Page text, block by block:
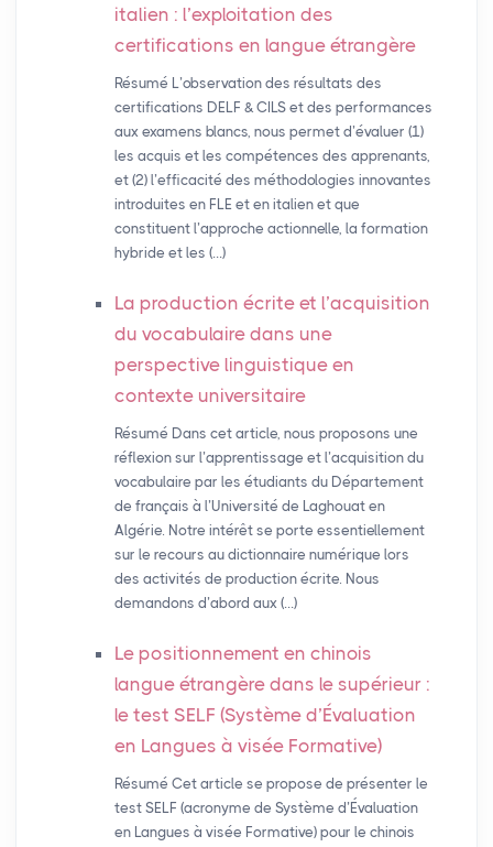
italien : l’exploitation des
certifications en langue étrangère
Résumé L’observation des résultats des
certifications DELF & CILS et des performances
aux examens blancs, nous permet d’évaluer (1)
les acquis et les compétences des apprenants,
et (2) l’efficacité des méthodologies innovantes
introduites en FLE et en italien et que
constituent l’approche actionnelle, la formation
hybride et les (…)
La production écrite et l’acquisition
du vocabulaire dans une
perspective linguistique en
contexte universitaire
Résumé Dans cet article, nous proposons une
réflexion sur l’apprentissage et l’acquisition du
vocabulaire par les étudiants du Département
de français à l’Université de Laghouat en
Algérie. Notre intérêt se porte essentiellement
sur le recours au dictionnaire numérique lors
des activités de production écrite. Nous
demandons d’abord aux (…)
Le positionnement en chinois
langue étrangère dans le supérieur :
le test SELF (Système d’Évaluation
en Langues à visée Formative)
Résumé Cet article se propose de présenter le
test SELF (acronyme de Système d’Évaluation
en Langues à visée Formative) pour le chinois